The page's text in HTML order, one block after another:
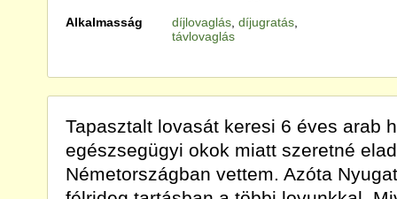
Alkalmasság díjlovaglás, díjugratás,
távlovaglás
Tapasztalt lovasát keresi 6 éves arab
egészsegügyi okok miatt szeretné
Németországban vettem. Azóta